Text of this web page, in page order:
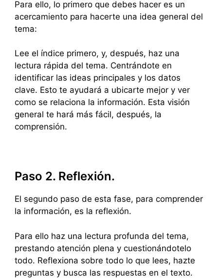
Para ello, lo primero que debes hacer es un
acercamiento para hacerte una idea general del
tema:
Lee el índice primero, y, después, haz una
lectura rápida del tema. Centrándote en
identificar las ideas principales y los datos
clave. Esto te ayudará a ubicarte mejor y ver
como se relaciona la información. Esta visión
general te hará más fácil, después, la
comprensión.
Paso 2. Reflexión.
El segundo paso de esta fase, para comprender
la información, es la reflexión.
Para ello haz una lectura profunda del tema,
prestando atención plena y cuestionándotelo
todo. Reflexiona sobre todo lo que lees, hazte
preguntas y busca las respuestas en el texto.